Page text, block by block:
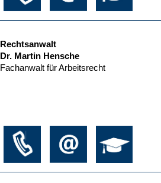
Rechtsanwalt
Dr. Martin Hensche
Fachanwalt für Arbeitsrecht